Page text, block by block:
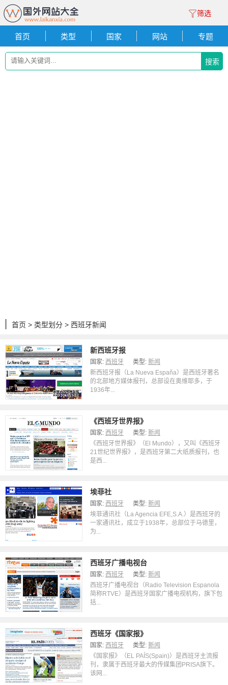
筛选
首页 类型 国家 网站 专题
搜索
首页 > 类型划分 > 西班牙新闻
新西班牙报
国家: 西班牙 类型: 新闻
新西班牙报（La Nueva España）是西班牙著名
的北部地方媒体报刊，总部设在奥维耶多，于
1936年...
《西班牙世界报》
国家: 西班牙 类型: 新闻
《西班牙世界报》（El Mundo），又叫《西班牙
21世纪世界报》，是西班牙第二大纸质报刊，也
是西...
埃菲社
国家: 西班牙 类型: 新闻
埃菲通讯社（La Agencia EFE,S.A.）是西班牙的
一家通讯社，成立于1938年，总部位于马德里，
为...
西班牙广播电视台
国家: 西班牙 类型: 新闻
西班牙广播电视台（Radio Television Espanola
简称RTVE）是西班牙国家广播电视机构，旗下包
括...
西班牙《国家报》
国家: 西班牙 类型: 新闻
《国家报》（EL PAÍS(Spain)）是西班牙主流报
刊，隶属于西班牙最大的传媒集团PRISA旗下。
该网...